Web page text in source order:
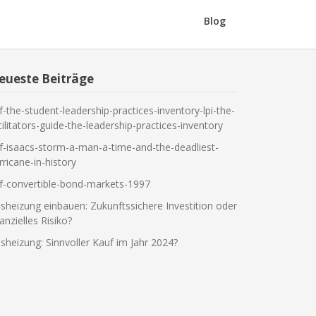
Blog
Beiträge
the-student-leadership-practices-inventory-lpi-the-
guide-the-leadership-practices-inventory
isaacs-storm-a-man-a-time-and-the-deadliest-
in-history
convertible-bond-markets-1997
einbauen: Zukunftssichere Investition oder
Risiko?
Sinnvoller Kauf im Jahr 2024?